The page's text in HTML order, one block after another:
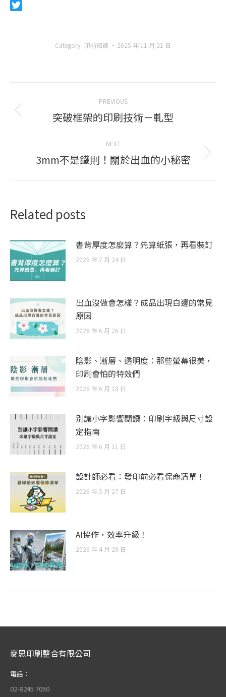
Line
Category: 印前知識 2025 年 11 月 21 日
navigation
PREVIOUS
Previous
突破框架的印刷技術－軋型
NEXT
Next
3mm不是鐵則！關於出血的小秘密
Related posts
書背厚度怎麼算？先算紙張，再看裝訂
2026 年 7 月 24 日
出血沒做會怎樣？成品出現白邊的常見
原因
2026 年 6 月 26 日
陰影、漸層、透明度：那些螢幕很美，
印刷會怕的特效們
2026 年 6 月 18 日
別讓小字影響閱讀：印刷字級與尺寸設
定指南
2026 年 6 月 11 日
設計師必看：發印前必看保命清單！
2026 年 5 月 27 日
AI協作，效率升級！
2026 年 4 月 29 日
麥思印刷整合有限公司
電話：
02-8245 7050